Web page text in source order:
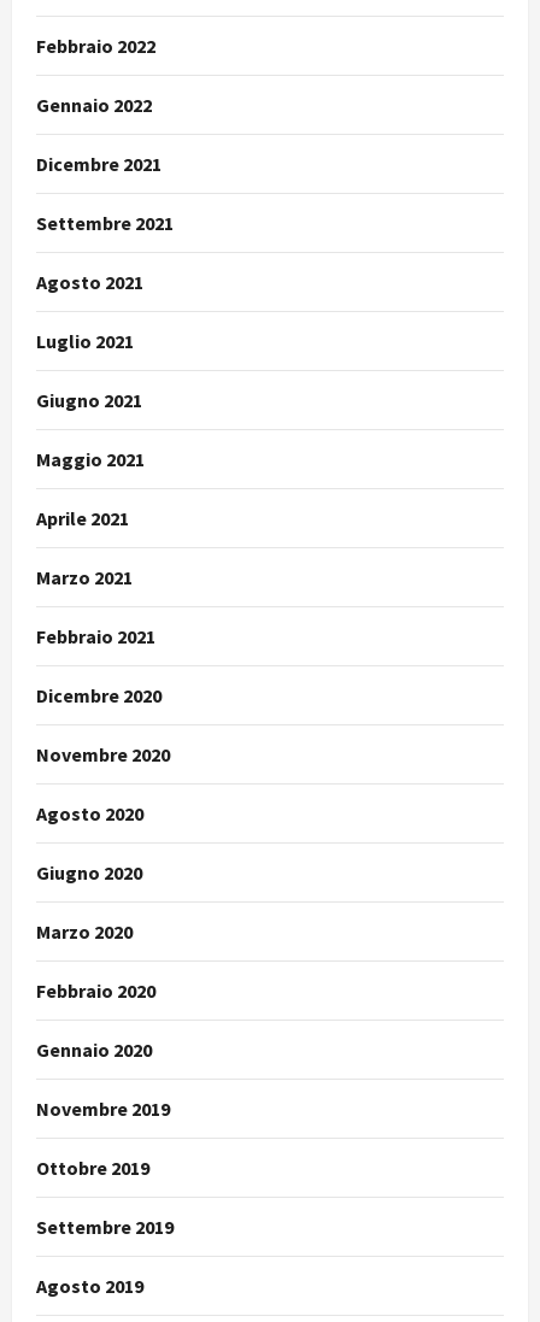
Febbraio 2022
Gennaio 2022
Dicembre 2021
Settembre 2021
Agosto 2021
Luglio 2021
Giugno 2021
Maggio 2021
Aprile 2021
Marzo 2021
Febbraio 2021
Dicembre 2020
Novembre 2020
Agosto 2020
Giugno 2020
Marzo 2020
Febbraio 2020
Gennaio 2020
Novembre 2019
Ottobre 2019
Settembre 2019
Agosto 2019